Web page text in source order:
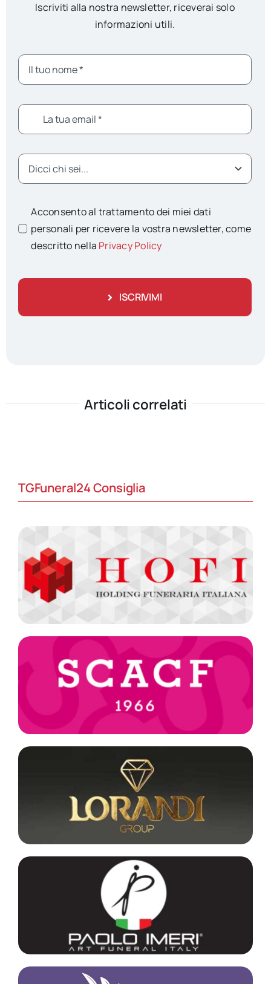
Iscriviti alla nostra newsletter, riceverai solo
informazioni utili.
Acconsento al trattamento dei miei dati
personali per ricevere la vostra newsletter, come
descritto nella Privacy Policy
ISCRIVIMI
Articoli correlati
TGFuneral24 Consiglia